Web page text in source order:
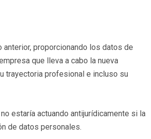
anterior, proporcionando los datos de
que lleva a cabo la nueva
trayectoria profesional e incluso su
estaría actuando antijurídicamente si la
de datos personales.